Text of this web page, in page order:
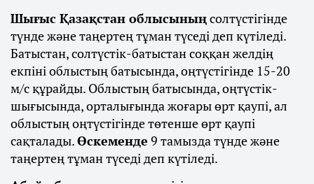
Шығыс Қазақстан облысыныңсолтүстігінде
түнде және таңертең тұман түседі деп күтіледі.
Батыстан, солтүстік-батыстан соққан желдің
екпіні облыстың батысында, оңтүстігінде 15-20
м/с құрайды. Облыстың батысында, оңтүстік-
шығысында, орталығында жоғары өрт қаупі, ал
облыстың оңтүстігінде төтенше өрт қаупі
сақталады.Өскеменде 9 тамызда түнде және
таңертең тұман түседі деп күтіледі.